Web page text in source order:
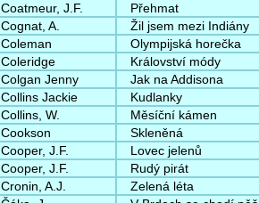
Coatmeur, J.F.
Přehmat
Cognat, A.
Žil jsem mezi Indiány
Coleman
Olympijská horečka
Coleridge
Království módy
Colgan Jenny
Jak na Addisona
Collins Jackie
Kudlanky
Collins, W.
Měsíční kámen
Cookson
Skleněná
Cooper, J.F.
Lovec jelenů
Cooper, J.F.
Rudý pirát
Cronin, A.J.
Zelená léta